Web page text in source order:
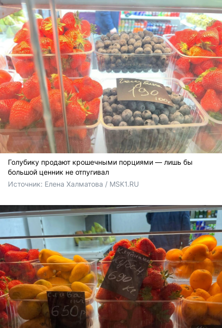
Голубику продают крошечными порциями — лишь бы
большой ценник не отпугивал
Источник: Елена Халматова / MSK1.RU